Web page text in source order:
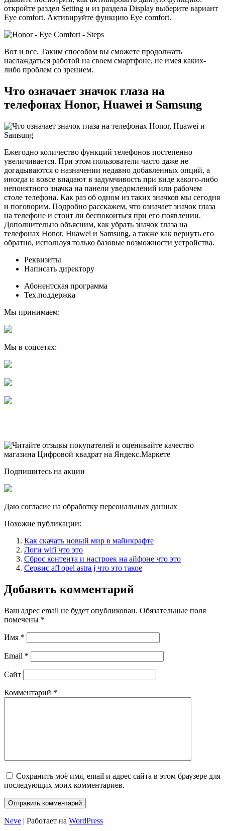
откройте раздел Setting и из раздела Display выберите вариант
Eye comfort. Активируйте функцию Eye comfort.
Вот и все. Таким способом вы сможете продолжать
наслаждаться работой на своем смартфоне, не имея каких-
либо проблем со зрением.
Что означает значок глаза на
телефонах Honor, Huawei и Samsung
Ежегодно количество функций телефонов постепенно
увеличивается. При этом пользователи часто даже не
догадываются о назначении недавно добавленных опций, а
иногда и вовсе впадают в задумчивость при виде какого-либо
непонятного значка на панели уведомлений или рабочем
столе телефона. Как раз об одном из таких значков мы сегодня
и поговорим. Подробно расскажем, что означает значок глаза
на телефоне и стоит ли беспокоиться при его появлении.
Дополнительно объясним, как убрать значок глаза на
телефонах Honor, Huawei и Samsung, а также как вернуть его
обратно, используя только базовые возможности устройства.
Реквизиты
Написать директору
Абонентская программа
Тех.поддержка
Мы принимаем:
Мы в соцсетях:
Подпишитесь на акции
Даю согласие на обработку персональных данных
Похожие публикации:
Как скачать новый мир в майнкрафте
Логи wifi что это
Сброс контента и настроек на айфоне что это
Сервис afl opel astra j что это такое
Добавить комментарий
Ваш адрес email не будет опубликован. Обязательные поля
помечены *
Имя *
Email *
Сайт
Комментарий *
Сохранить моё имя, email и адрес сайта в этом браузере для
последующих моих комментариев.
Neve | Работает на WordPress